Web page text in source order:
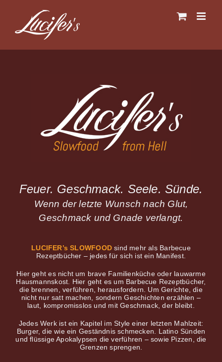
Feuer. Geschmack. Seele. Sünde.
Wenn der letzte Wunsch nach Glut,
Geschmack und Gnade verlangt.
LUCIFER’s SLOWFOODsind mehr als Barbecue
Rezeptbücher – jedes für sich ist ein Manifest.
Hier geht es nicht um brave Familienküche oder lauwarme
Hausmannskost. Hier geht es um Barbecue Rezeptbücher,
die brennen, verführen, herausfordern. Um Gerichte, die
nicht nur satt machen, sondern Geschichten erzählen –
laut, kompromisslos und mit Geschmack, der bleibt.
Jedes Werk ist ein Kapitel im Style einer letzten Mahlzeit:
Burger, die wie ein Geständnis schmecken. Latino Sünden
und flüssige Apokalypsen die verführen – sowie Pizzen, die
Grenzen sprengen.